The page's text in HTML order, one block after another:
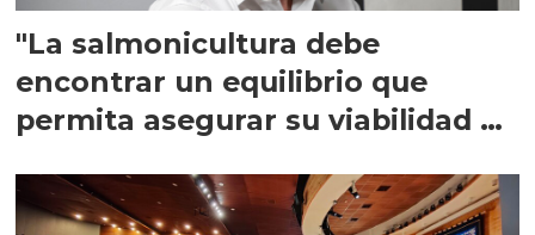
"La salmonicultura debe
encontrar un equilibrio que
permita asegurar su viabilidad de